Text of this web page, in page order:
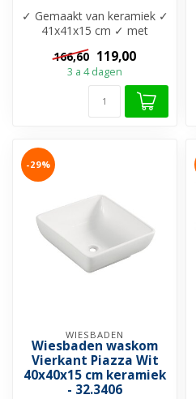
✓ Gemaakt van keramiek ✓
41x41x15 cm ✓ met
overloop ✓ Vrij ophangbaar
✓ Maten 46...
166,60 119,00
3 a 4 dagen
-29%
WIESBADEN
Wiesbaden waskom
Vierkant Piazza Wit
40x40x15 cm keramiek
- 32.3406